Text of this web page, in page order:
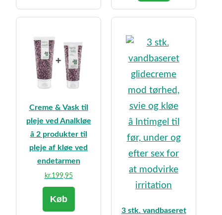
kr.374,95.kr.349,95.
Creme & Vask til
pleje ved Analkløe
â 2 produkter til
pleje af kløe ved
endetarmen
kr.199,95
Køb
3 stk. vandbaseret